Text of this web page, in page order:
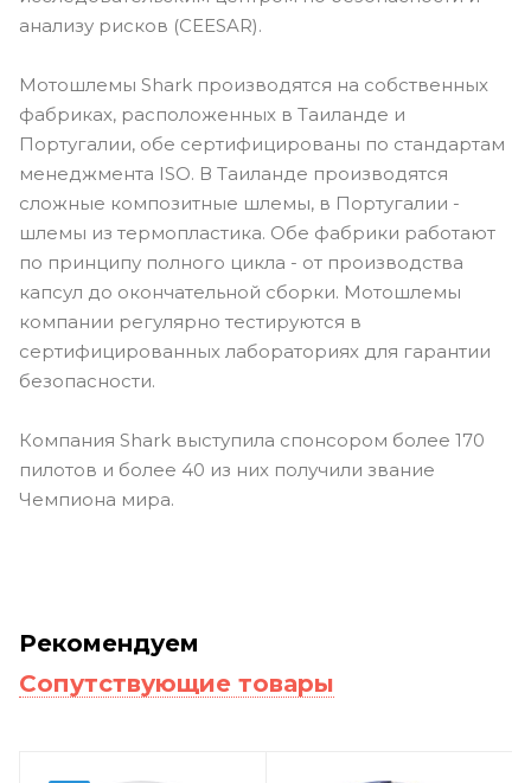
анализу рисков (CEESAR).
Мотошлемы Shark производятся на собственных
фабриках, расположенных в Таиланде и
Португалии, обе сертифицированы по стандартам
менеджмента ISO. В Таиланде производятся
сложные композитные шлемы, в Португалии -
шлемы из термопластика. Обе фабрики работают
по принципу полного цикла - от производства
капсул до окончательной сборки. Мотошлемы
компании регулярно тестируются в
сертифицированных лабораториях для гарантии
безопасности.
Компания Shark выступила спонсором более 170
пилотов и более 40 из них получили звание
Чемпиона мира.
Рекомендуем
Сопутствующие товары